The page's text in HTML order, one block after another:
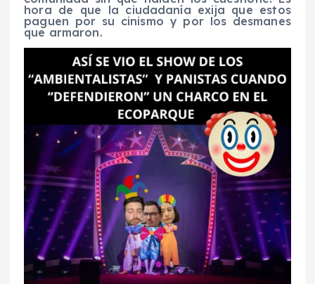
hora de que la ciudadanía exija que estos
paguen por su cinismo y por los desmanes
que armaron.